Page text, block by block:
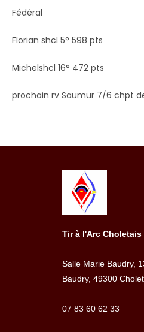
Fédéral
Florian shcl 5° 598 pts
Michelshcl 16° 472 pts
prochain rv Saumur 7/6 chpt
Tir à l'Arc Choletais
Salle Marie Baudry,
Baudry, 49300 Cholet
07 83 60 62 33